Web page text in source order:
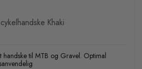
Khaki
handske til MTB og Gravel. Optimal